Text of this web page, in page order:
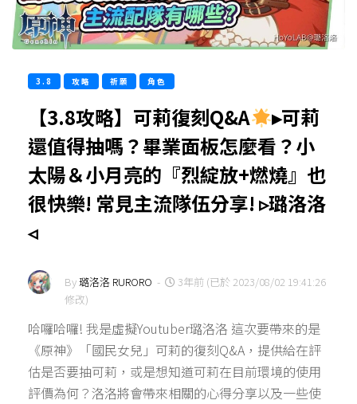
3.8 攻略 祈願 角色
【3.8攻略】可莉復刻Q&A
▸可莉
還值得抽嗎？畢業面板怎麼看？小
太陽＆小月亮的『烈綻放+燃燒』也
很快樂! 常見主流隊伍分享! ▹璐洛洛
◃
By璐洛洛 RURORO -
3年前 (已於 2023/08/02 19:41:26
修改)
哈囉哈囉! 我是虛擬Youtuber璐洛洛 這次要帶來的是
《原神》「國民女兒」可莉的復刻Q&A，提供給在評
估是否要抽可莉，或是想知道可莉在目前環境的使用
評價為何？洛洛將會帶來相關的心得分享以及一些使